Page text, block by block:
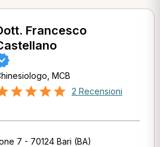
Francesco
MCB
2 Recensioni
7 - 70124 Bari (BA)